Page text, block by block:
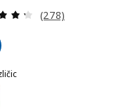
Pregled: 4.3 iz
(278)
BESTÅ, Regal z